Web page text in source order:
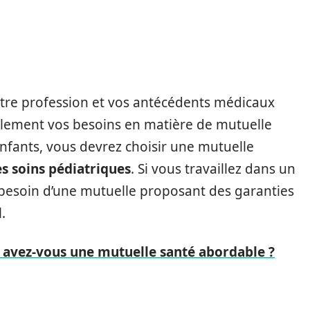
profession et vos antécédents médicaux
vos besoins en matière de mutuelle
vous devrez choisir une mutuelle
soins pédiatriques. Si vous travaillez dans un
d’une mutuelle proposant des garanties
vous une mutuelle santé abordable ?